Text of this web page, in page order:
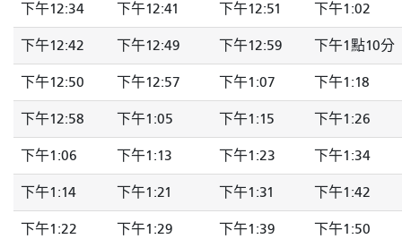
下午12:34 下午12:41 下午12:51 下午1:02
下午12:42 下午12:49 下午12:59 下午1點10分
下午12:50 下午12:57 下午1:07 下午1:18
下午12:58 下午1:05 下午1:15 下午1:26
下午1:06 下午1:13 下午1:23 下午1:34
下午1:14 下午1:21 下午1:31 下午1:42
下午1:22 下午1:29 下午1:39 下午1:50